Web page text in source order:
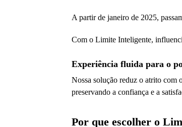
A partir de janeiro de 2025,
Com o Limite Inteligente,
Experiência fluida para o
Nossa solução reduz o atrito com
preservando a confiança e a
Por que escolher o